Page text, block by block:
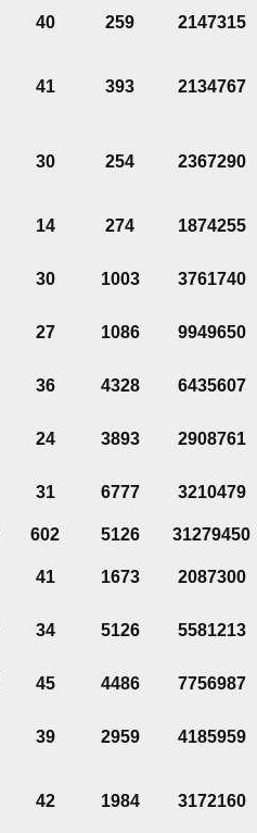
40 259 2147315
41 393 2134767
30 254 2367290
14 274 1874255
30 1003 3761740
27 1086 9949650
36 4328 6435607
24 3893 2908761
31 6777 3210479
602 5126
31279450
41 1673 2087300
34 5126 5581213
45 4486 7756987
39 2959 4185959
42 1984 3172160